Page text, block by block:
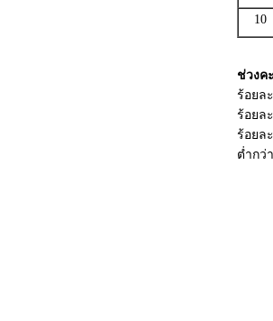
10
ช่วงค
ร้อยล
ร้อยล
ร้อยล
ต่ำกว่